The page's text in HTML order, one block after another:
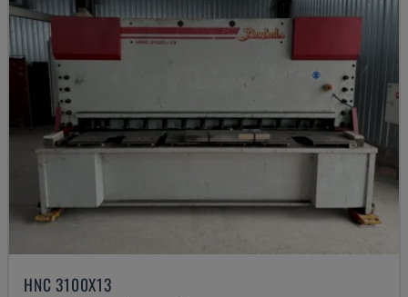
HNC 3100X13